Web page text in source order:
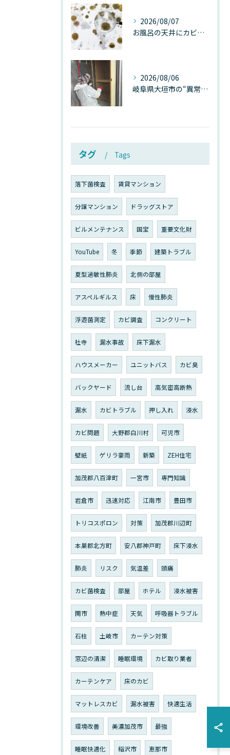
2026/08/07
お風呂の天井にカビが生えたら要注意！2026年8月の猛暑・高湿度で急増する浴室カビの原因と正しい対策
2026/08/06
岐阜県大垣市の“異常に高い気温”が建物内部を腐らせる──深層カビが爆発的に増える本当の理由
タグ Tags
落下菌検査 賃貸マンション
分譲マンション ドラッグストア
ビルメンテナンス 国宝 重要文化財
YouTube 冬 季節 建築トラブル
夏型過敏性肺炎 北側の部屋
アスペルギルス 床 慢性肺炎
浮遊菌測定 カビ調査 コンクリート
社寺 漏水事故 床下漏水
ハウスメーカー ユニットバス カビ臭
バックヤード 流し台 高気密高断熱
漏水 カビトラブル 押し入れ 浸水
カビ問題 大野郡白川村 可児市
壁紙 ゲリラ豪雨 新築 ZEH住宅
加茂郡八百津町 一宮市 専門知識
岩倉市 迅速対応 江南市 豊田市
トリコスポロン 対策 加茂郡川辺町
本巣郡北方町 安八郡神戸町 床下浸水
肺炎 リスク 気温差 頭痛
カビ菌検査 部屋 ホテル 浸水被害
関市 熱中症 天気 呼吸器トラブル
石柱 土岐市 カーテン対策
窓辺の清潔 睡眠環境 カビ取り業者
カーテンケア 床のカビ
マットレスカビ 漏水被害 快適生活
環境改善 美濃加茂市 最強
睡眠快適化 稲沢市 恵那市